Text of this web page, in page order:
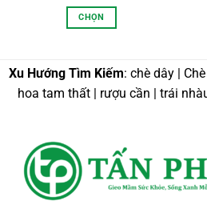
CHỌN
này
có
nhiều
chọn
Xu Hướng Tìm Kiếm: chè dây |
hoa tam thất | rượu cần | trái